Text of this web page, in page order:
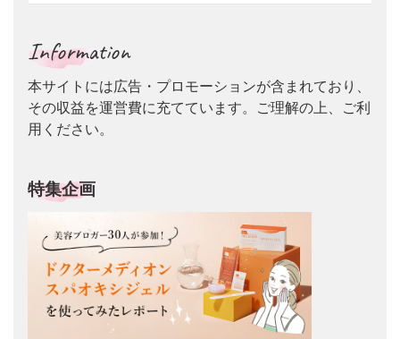
Information
本サイトには広告・プロモーションが含まれており、
その収益を運営費に充てています。ご理解の上、ご利
用ください。
特集企画